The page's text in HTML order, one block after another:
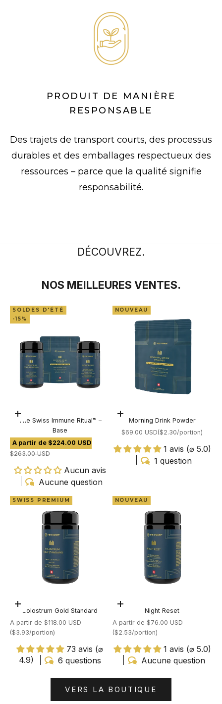
PRODUIT DE MANIÈRE
RESPONSABLE
Des trajets de transport courts, des processus
durables et des emballages respectueux des
ressources – parce que la qualité signifie
responsabilité.
DÉCOUVREZ.
NOS MEILLEURES VENTES.
SOLDES D'ÉTÉ
-15%
Choisir les options
The Swiss Immune Ritual™ –
Base
Prix de vente
A partir de $224.00 USD
Prix normal
$263.00 USD
Aucun avis
Aucune question
NOUVEAU
Choisir les options
Morning Drink Powder
Prix de vente
$69.00 USD($2.30/portion)
1 avis (⌀ 5.0)
1 question
SWISS PREMIUM
Choisir les options
Colostrum Gold Standard
Prix de vente
A partir de $118.00 USD
($3.93/portion)
73 avis (⌀
4.9)
6 questions
NOUVEAU
Choisir les options
Night Reset
Prix de vente
A partir de $76.00 USD
($2.53/portion)
1 avis (⌀ 5.0)
Aucune question
VERS LA BOUTIQUE